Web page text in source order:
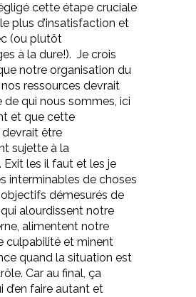
cette étape cruciale
plus d’insatisfaction et
(ou plutôt
à la dure!). Je crois
notre organisation du
ressources devrait
qui nous sommes, ici
et que cette
être
sujette à la
Exit les il faut et les je
interminables de choses
démesurés de
alourdissent notre
alimentent notre
culpabilité et minent
quand la situation est
Car au final, ça
d’en faire autant et